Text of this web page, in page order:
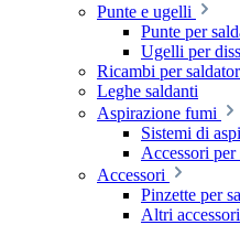
Punte e ugelli
Punte per
Ugelli per
Ricambi per
Leghe saldanti
Aspirazione fumi
Sistemi di
Accessori
Accessori
Pinzette per
Altri